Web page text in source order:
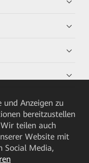
Anzeigen zu
bereitzustellen
teilen auch
Website mit
Social Media,